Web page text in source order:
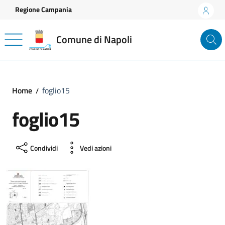
Vai ai contenuti
Vai al footer
Regione Campania
Comune di Napoli
Home foglio15
foglio15
Condividi Vedi azioni